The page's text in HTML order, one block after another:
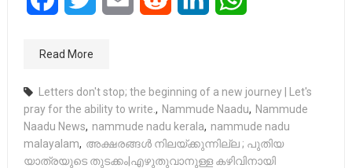
Read More
Letters don't stop; the beginning of a new journey | Let's
pray for the ability to write., Nammude Naadu, Nammude
Naadu News, nammude nadu kerala, nammude nadu
malayalam, അക്ഷരങ്ങൾ നിലയ്ക്കുന്നില്ല ; പുതിയ
യാത്രയുടെ തുടക്കം|എഴുതുവാനുള്ള കഴിവിനായി